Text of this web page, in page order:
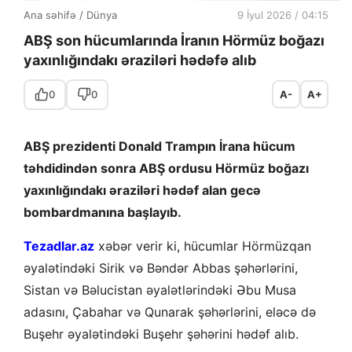
Ana səhifə / Dünya 9 İyul 2026 / 04:15
ABŞ son hücumlarında İranın Hörmüz boğazı
yaxınlığındakı əraziləri hədəfə alıb
0 0 A- A+
ABŞ prezidenti Donald Trampın İrana hücum
təhdidindən sonra ABŞ ordusu Hörmüz boğazı
yaxınlığındakı əraziləri hədəf alan gecə
bombardmanına başlayıb.
Tezadlar.az xəbər verir ki, hücumlar Hörmüzqan
əyalətindəki Sirik və Bəndər Abbas şəhərlərini,
Sistan və Bəlucistan əyalətlərindəki Əbu Musa
adasını, Çabahar və Qunarak şəhərlərini, eləcə də
Buşehr əyalətindəki Buşehr şəhərini hədəf alıb.